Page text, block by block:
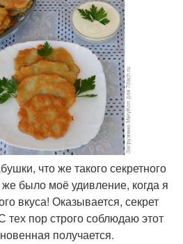
что же такого секретного
было моё удивление, когда я
вкуса! Оказывается, секрет
тех пор строго соблюдаю этот
получается.